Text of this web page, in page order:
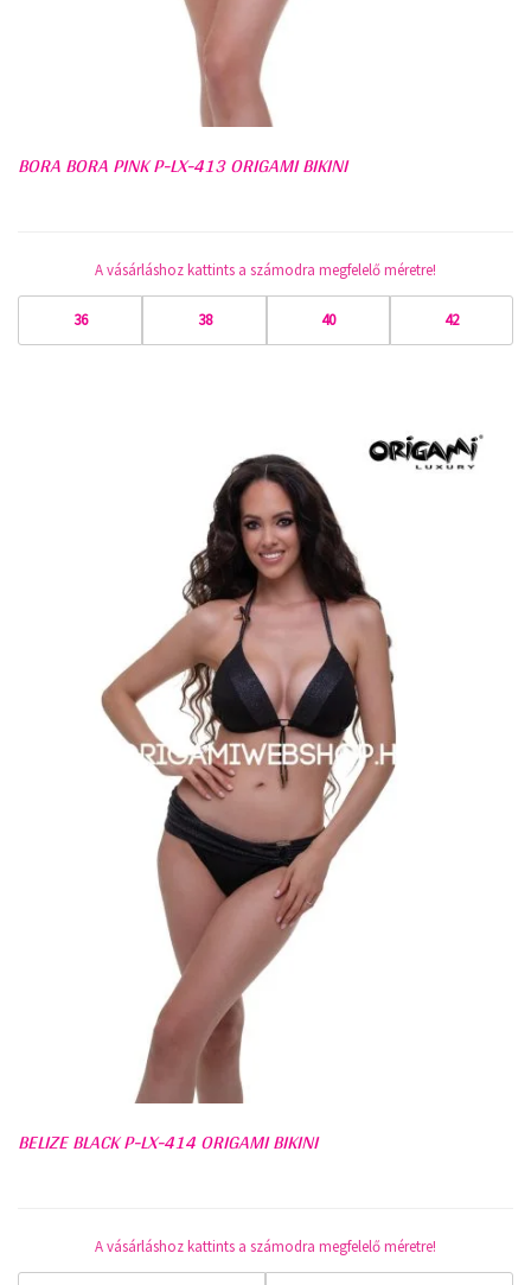
BORA BORA PINK P-LX-413 ORIGAMI BIKINI
A vásárláshoz kattints a számodra megfelelő méretre!
36 38 40 42
BELIZE BLACK P-LX-414 ORIGAMI BIKINI
A vásárláshoz kattints a számodra megfelelő méretre!